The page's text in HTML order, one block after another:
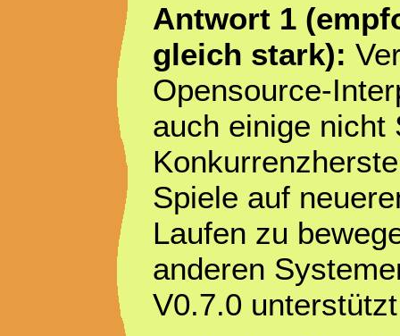
Antwort 1
gleich stark):
Opensource-
auch einige nicht
Spiele auf
Laufen zu
anderen
V0.7.0